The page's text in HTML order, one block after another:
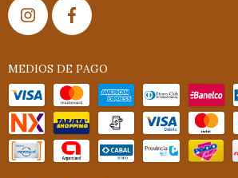
MEDIOS DE PAGO